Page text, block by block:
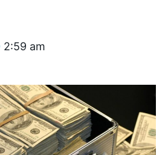
2:59 am